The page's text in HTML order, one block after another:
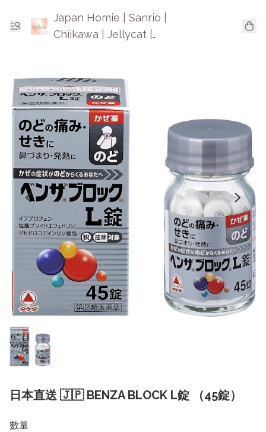
Japan Homie | Sanrio |
Chiikawa | Jellycat |
日本直送 🇯🇵 BENZA BLOCK L錠 （45錠）
數量